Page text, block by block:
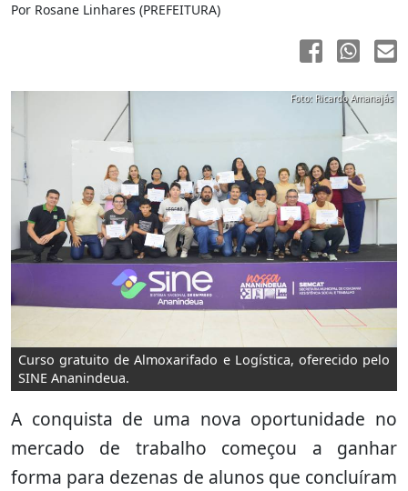
Por Rosane Linhares (PREFEITURA)
Curso gratuito de Almoxarifado e Logística, oferecido pelo
SINE Ananindeua.
Foto: Ricardo Amanajás
A conquista de uma nova oportunidade no
mercado de trabalho começou a ganhar
forma para dezenas de alunos que concluíram